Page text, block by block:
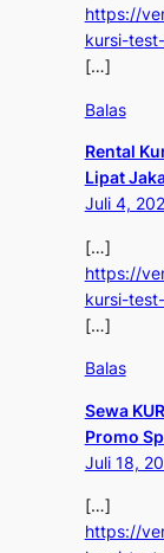
https://
kursi-
[…]
Balas
Rental
Lipat
Juli 4,
[…]
https://
kursi-
[…]
Balas
Sewa
Promo
Juli 18,
[…]
https://